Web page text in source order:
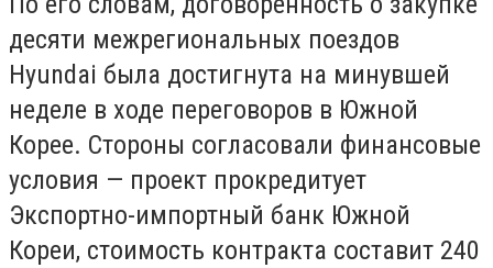
десяти межрегиональных поездов
Hyundai была достигнута на минувшей
неделе в ходе переговоров в Южной
Корее. Стороны согласовали финансовые
условия — проект прокредитует
Экспортно-импортный банк Южной
Кореи, стоимость контракта составит 240